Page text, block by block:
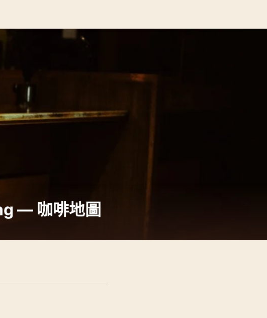
— 咖啡地圖